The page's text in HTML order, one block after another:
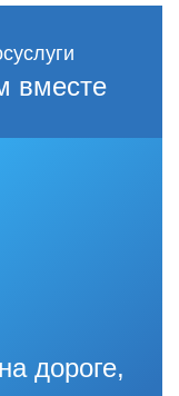
вместе
дороге,